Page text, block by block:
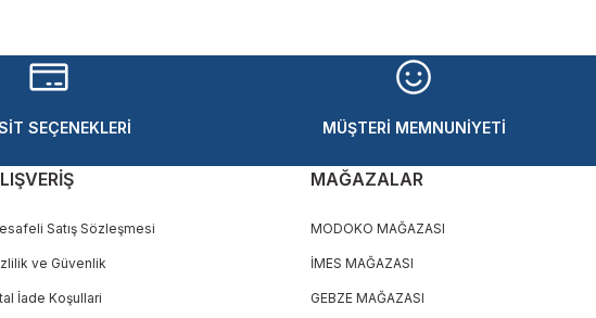
SEÇENEKLERİ MÜŞTERİ MEMNUNİYETİ
Satış Sözleşmesi
ve Güvenlik
İade Koşullari
MAĞAZALAR
MODOKO MAĞAZASI
İMES MAĞAZASI
GEBZE MAĞAZASI